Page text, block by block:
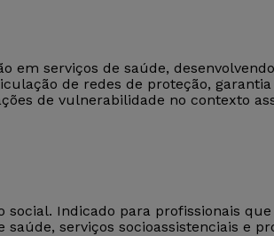
em serviços de saúde,
de redes de proteção,
de vulnerabilidade no contexto
social. Indicado para profissionais
serviços socioassistenciais e